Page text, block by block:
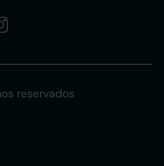
reservados